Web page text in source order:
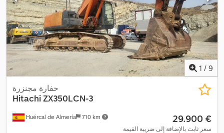
1 / 9
Huércal de Almería 710 km
حفارة مجنزرة
HitachiZX350LCN-3
‏29.900 €
سعر ثابت بالإضافة إلى ضريبة القيمة